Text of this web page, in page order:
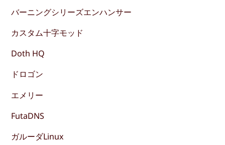
バーニングシリーズエンハンサー
カスタム十字モッド
Doth HQ
ドロゴン
エメリー
FutaDNS
ガルーダLinux